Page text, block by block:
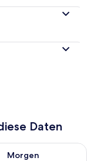
Daten
Aug. 7 - Aug. 8.
Morgen
die Verfügbarkeit